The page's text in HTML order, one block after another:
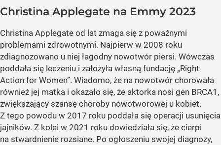
Christina Applegate na Emmy 2023
Christina Applegate od lat zmaga się z poważnymi
problemami zdrowotnymi. Najpierw w 2008 roku
zdiagnozowano u niej łagodny nowotwór piersi. Wówczas
poddała się leczeniu i założyła własną fundację „Right
Action for Women”. Wiadomo, że na nowotwór chorowała
również jej matka i okazało się, że aktorka nosi gen BRCA1,
zwiększający szansę choroby nowotworowej u kobiet.
Z tego powodu w 2017 roku poddała się operacji usunięcia
jajników. Z kolei w 2021 roku dowiedziała się, że cierpi
na stwardnienie rozsiane. Po ogłoszeniu swojej diagnozy,